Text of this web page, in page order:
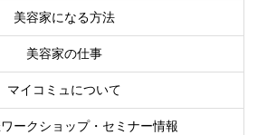
美容家になる方法
美容家の仕事
マイコミュについて
ークショップ・セミナー情報